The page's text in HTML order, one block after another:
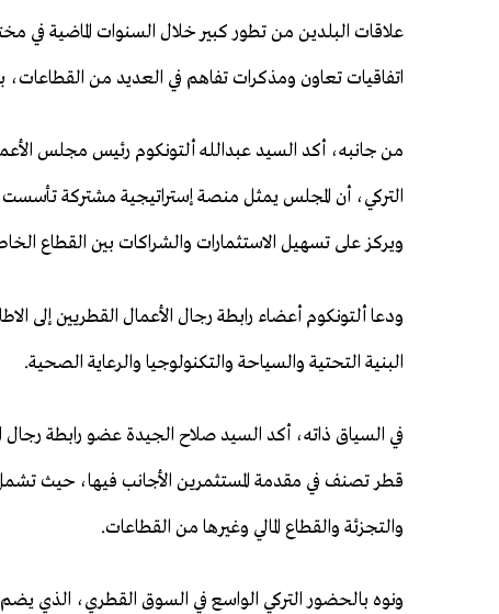
علاقات البلدين من تطور كبير خلال السنوات الماضية في
اتفاقيات تعاون ومذكرات تفاهم في العديد من القطاعات،
من جانبه، أكد السيد عبدالله ألتونكوم رئيس مجلس
التركي، أن المجلس يمثل منصة إستراتيجية مشتركة تأسست
ويركز على تسهيل الاستثمارات والشراكات بين القطاع
ودعا ألتونكوم أعضاء رابطة رجال الأعمال القطريين إلى
البنية التحتية والسياحة والتكنولوجيا والرعاية الصحية.
في السياق ذاته، أكد السيد صلاح الجيدة عضو رابطة رجال
قطر تصنف في مقدمة المستثمرين الأجانب فيها، حيث
والتجزئة والقطاع المالي وغيرها من القطاعات.
ونوه بالحضور التركي الواسع في السوق القطري، الذي